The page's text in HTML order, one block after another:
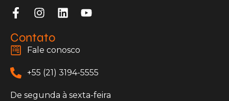
Contato
Fale conosco
+55 (21) 3194-5555
De segunda à sexta-feira